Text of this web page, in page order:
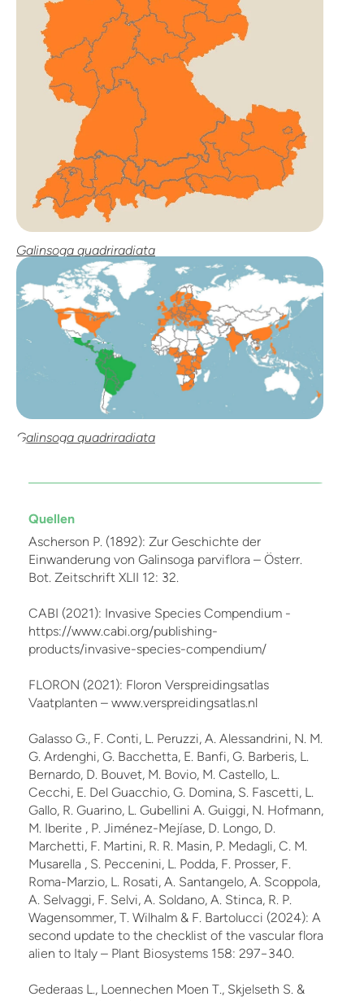
Galinsoga quadriradiata
Galinsoga quadriradiata
Quellen
Ascherson P. (1892): Zur Geschichte der
Einwanderung von Galinsoga parviflora – Österr.
Bot. Zeitschrift XLII 12: 32.
CABI (2021): Invasive Species Compendium -
https://www.cabi.org/publishing-
products/invasive-species-compendium/
FLORON (2021): Floron Verspreidingsatlas
Vaatplanten – www.verspreidingsatlas.nl
Galasso G., F. Conti, L. Peruzzi, A. Alessandrini, N. M.
G. Ardenghi, G. Bacchetta, E. Banfi, G. Barberis, L.
Bernardo, D. Bouvet, M. Bovio, M. Castello, L.
Cecchi, E. Del Guacchio, G. Domina, S. Fascetti, L.
Gallo, R. Guarino, L. Gubellini A. Guiggi, N. Hofmann,
M. Iberite , P. Jiménez-Mejíase, D. Longo, D.
Marchetti, F. Martini, R. R. Masin, P. Medagli, C. M.
Musarella , S. Peccenini, L. Podda, F. Prosser, F.
Roma-Marzio, L. Rosati, A. Santangelo, A. Scoppola,
A. Selvaggi, F. Selvi, A. Soldano, A. Stinca, R. P.
Wagensommer, T. Wilhalm & F. Bartolucci (2024): A
second update to the checklist of the vascular flora
alien to Italy – Plant Biosystems 158: 297−340.
Gederaas L., Loennechen Moen T., Skjelseth S. &